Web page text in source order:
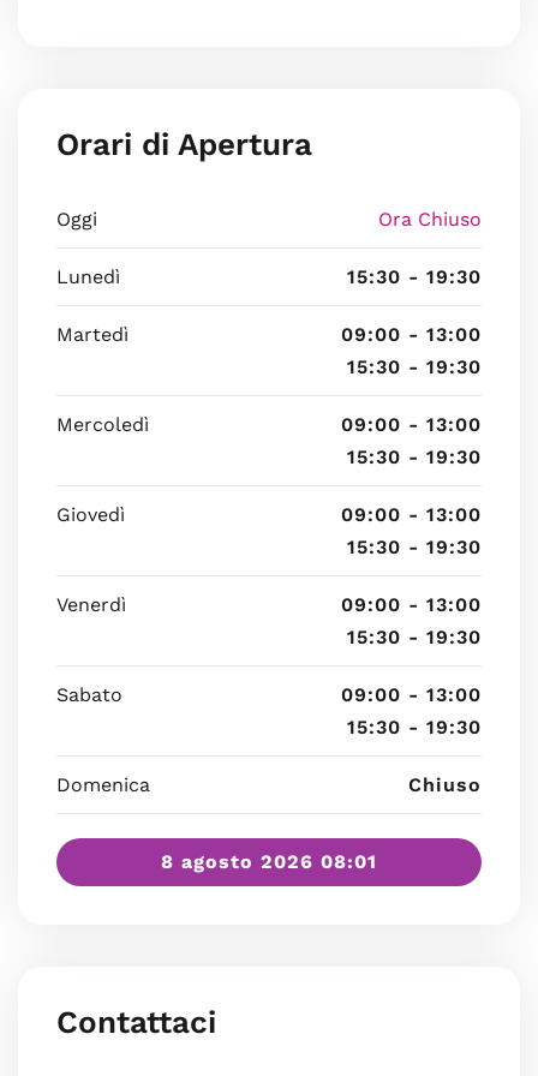
Orari di Apertura
Oggi Ora Chiuso
Lunedì 15:30 - 19:30
Martedì
09:00 - 13:00
15:30 - 19:30
Mercoledì
09:00 - 13:00
15:30 - 19:30
Giovedì
09:00 - 13:00
15:30 - 19:30
Venerdì
09:00 - 13:00
15:30 - 19:30
Sabato
09:00 - 13:00
15:30 - 19:30
Domenica Chiuso
8 agosto 2026 08:01
Contattaci